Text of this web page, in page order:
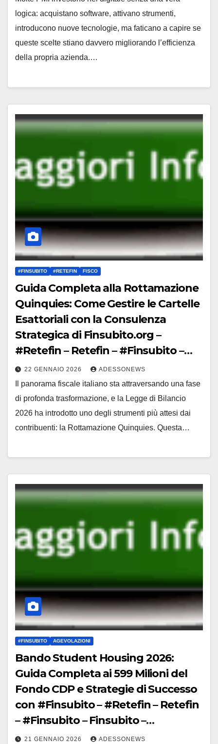
logica: acquistano software, attivano strumenti,
introducono nuove tecnologie, ma faticano a capire se
queste scelte stiano davvero migliorando l’efficienza
della propria azienda.…
#FINSUBITO #RETEFIN FISCO
Guida Completa alla Rottamazione
Quinquies: Come Gestire le Cartelle
Esattoriali con la Consulenza
Strategica di Finsubito.org –
#Retefin – Retefin – #Finsubito –
Finsubito – #Adessonews –
#Adessonews – #Finsubito –
Adessonews
22 GENNAIO 2026 ADESSONEWS
Il panorama fiscale italiano sta attraversando una fase
di profonda trasformazione, e la Legge di Bilancio
2026 ha introdotto uno degli strumenti più attesi dai
contribuenti: la Rottamazione Quinquies. Questa…
#FINSUBITO AGEVOLAZIONI
Bando Student Housing 2026:
Guida Completa ai 599 Milioni del
Fondo CDP e Strategie di Successo
con #Finsubito – #Retefin – Retefin
– #Finsubito – Finsubito –
#Adessonews – #Adessonews –
21 GENNAIO 2026 ADESSONEWS